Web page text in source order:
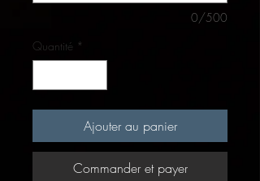
0/500
Quantité *
Ajouter au panier
Commander et payer